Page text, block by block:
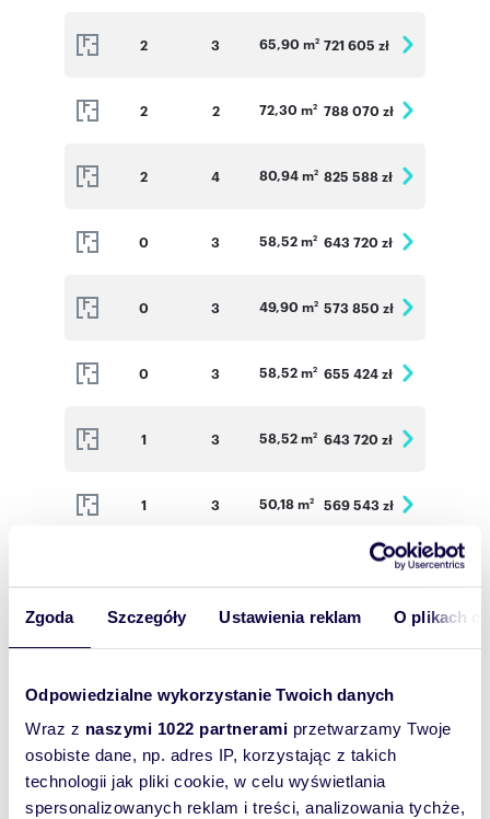
Zgoda Szczegóły Ustawienia reklam O plikach
Odpowiedzialne wykorzystanie Twoich danych
Wraz z naszymi 1022 partnerami przetwarzamy Twoje
osobiste dane, np. adres IP, korzystając z takich
technologii jak pliki cookie, w celu wyświetlania
spersonalizowanych reklam i treści, analizowania tychże,
2 3 65,90 m2 721 605 zł
2 2 72,30 m2 788 070 zł
2 4 80,94 m2 825 588 zł
0 3 58,52 m2 643 720 zł
0 3 49,90 m2 573 850 zł
0 3 58,52 m2 655 424 zł
1 3 58,52 m2 643 720 zł
1 3 50,18 m2 569 543 zł
0 3 58,52 m2 655 424 zł
1 3 58,52 m2 649 572 zł